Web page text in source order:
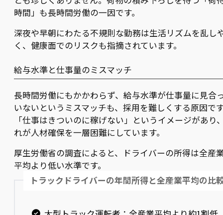
時間」も長時間労働の一因です。
深夜や早朝にわたる不規則な勤務は生活リズムを乱し
く、健康面でのリスクも指摘されています。
給与水準と仕事量のミスマッチ
長時間労働にもかかわらず、給与水準が仕事量に見合
いないというミスマッチも、採用を難しくする原因で
「仕事はきついのに稼げない」というイメージがあり
れが人材確保を一層困難にしています。
厚生労働省の調査によると、ドライバーの所得は全産
平均より低い水準です。
トラックドライバーの年間所得と全産業平均の比